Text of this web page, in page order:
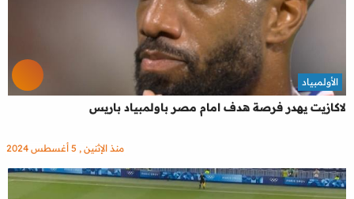
لاكازيت يهدر فرصة هدف امام مصر باولمبياد باريس
الأولمبياد
منذ الإثنين , 5 أغسطس 2024